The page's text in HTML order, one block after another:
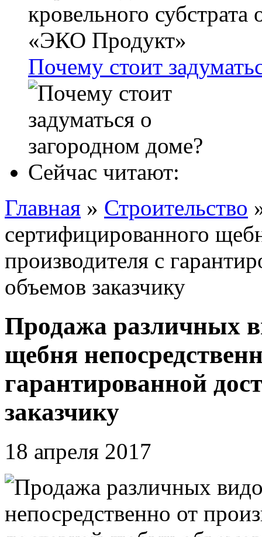
Почему стоит
Сейчас читают:
Главная » Строительство
сертифицированного
производителя с
объемов заказчику
Продажа различных
щебня
гарантированной
заказчику
18 апреля 2017